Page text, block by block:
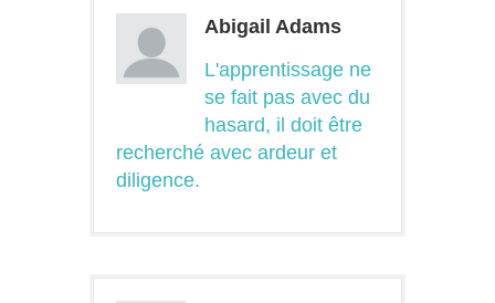
Abigail Adams
L'apprentissage ne
se fait pas avec du
hasard, il doit être
recherché avec ardeur et
diligence.